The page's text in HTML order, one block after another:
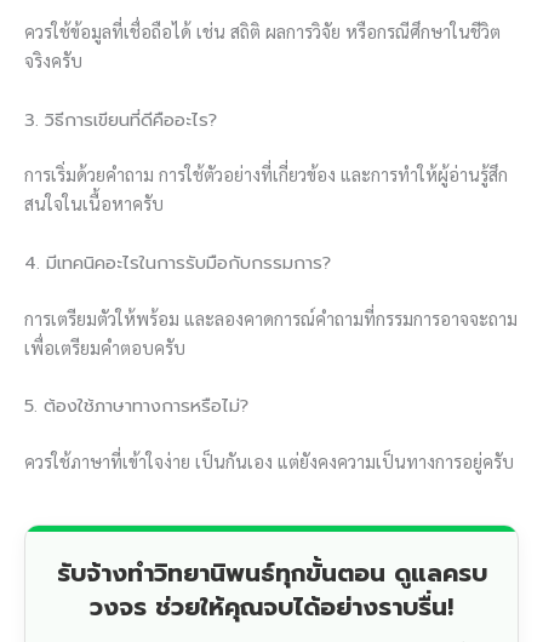
ควรใช้ข้อมูลที่เชื่อถือได้ เช่น สถิติ ผลการวิจัย หรือกรณีศึกษาในชีวิต
จริงครับ
3. วิธีการเขียนที่ดีคืออะไร?
การเริ่มด้วยคำถาม การใช้ตัวอย่างที่เกี่ยวข้อง และการทำให้ผู้อ่านรู้สึก
สนใจในเนื้อหาครับ
4. มีเทคนิคอะไรในการรับมือกับกรรมการ?
การเตรียมตัวให้พร้อม และลองคาดการณ์คำถามที่กรรมการอาจจะถาม
เพื่อเตรียมคำตอบครับ
5. ต้องใช้ภาษาทางการหรือไม่?
ควรใช้ภาษาที่เข้าใจง่าย เป็นกันเอง แต่ยังคงความเป็นทางการอยู่ครับ
รับจ้างทำวิทยานิพนธ์ทุกขั้นตอน ดูแลครบ
วงจร ช่วยให้คุณจบได้อย่างราบรื่น!